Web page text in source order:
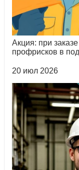
Акция: при
профрисков в
20 июл 2026